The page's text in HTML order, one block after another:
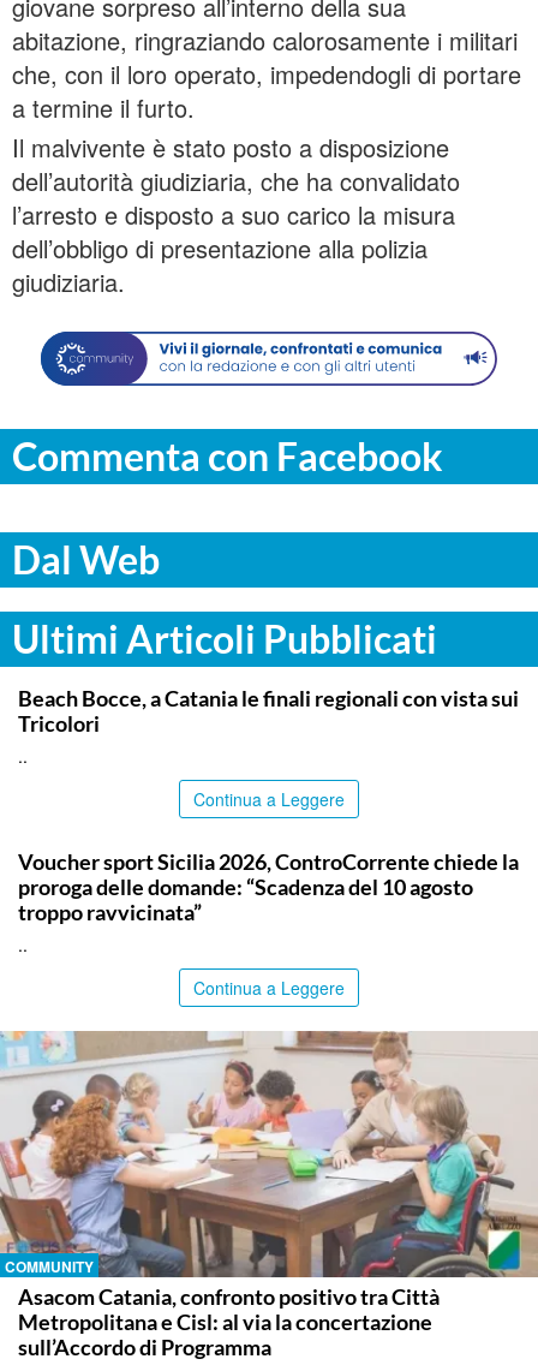
abitazione, ringraziando calorosamente i militari
che, con il loro operato, impedendogli di portare
a termine il furto.
Il malvivente è stato posto a disposizione
dell’autorità giudiziaria, che ha convalidato
l’arresto e disposto a suo carico la misura
dell’obbligo di presentazione alla polizia
giudiziaria.
Commenta con Facebook
Dal Web
Ultimi Articoli Pubblicati
COMMUNITY
Beach Bocce, a Catania le finali regionali con vista sui
Tricolori
..
Continua a Leggere
Voucher sport Sicilia 2026, ControCorrente chiede la
proroga delle domande: “Scadenza del 10 agosto
troppo ravvicinata”
..
Continua a Leggere
COMMUNITY
Asacom Catania, confronto positivo tra Città
Metropolitana e Cisl: al via la concertazione
sull’Accordo di Programma